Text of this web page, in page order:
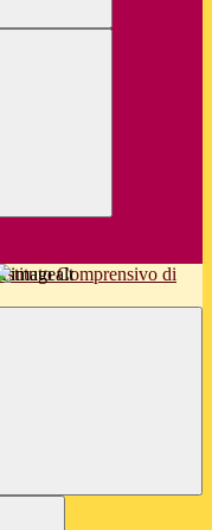
Istituto Comprensivo di